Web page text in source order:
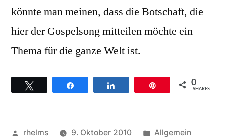
könnte man meinen, dass die Botschaft, die
hier der Gospelsong mitteilen möchte ein
Thema für die ganze Welt ist.
0
SHARES
Veröffentlicht
rhelms 9. Oktober 2010 Veröffentlicht
Allgemein